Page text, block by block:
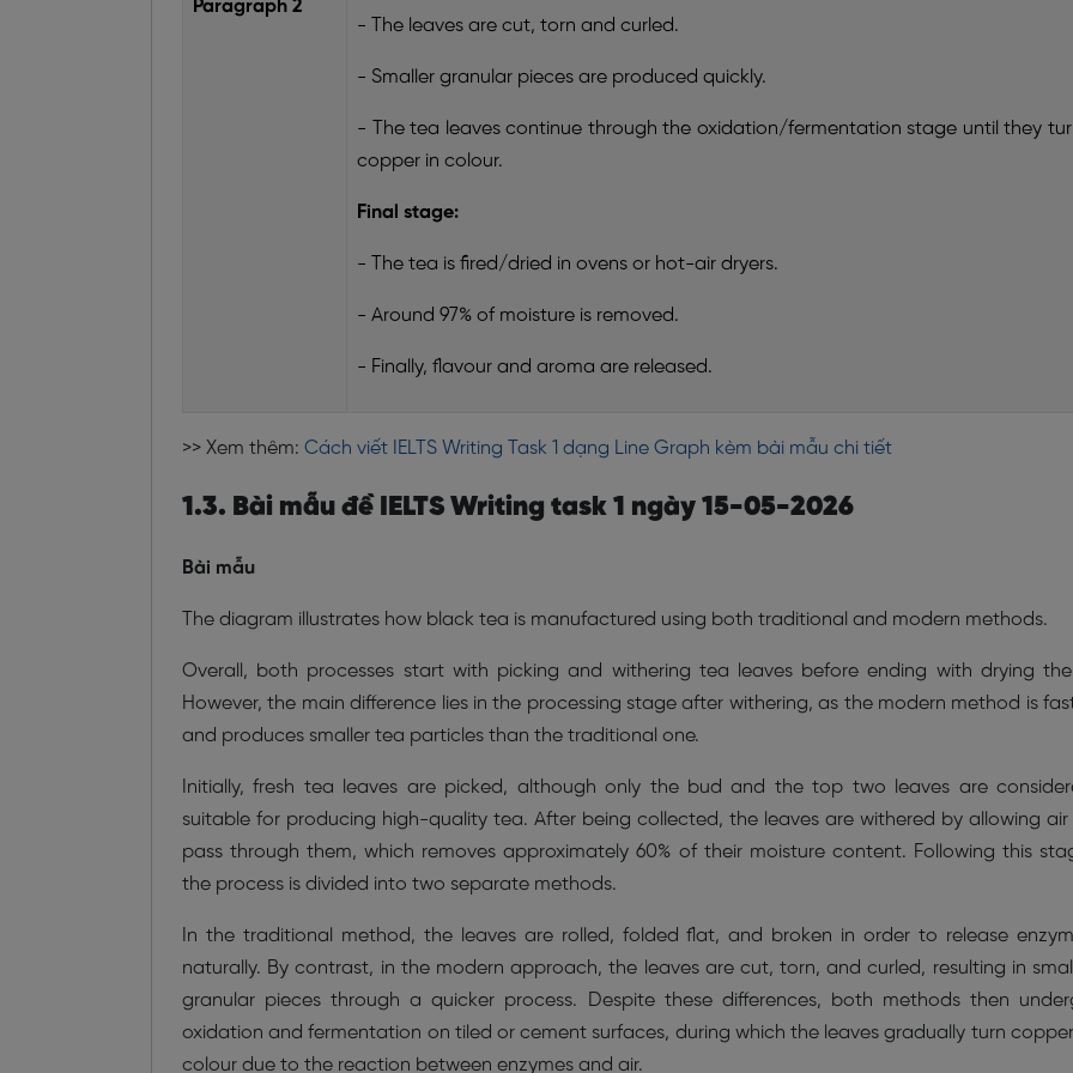
Paragraph 2
- The leaves are cut, torn and curled.
- Smaller granular pieces are produced quickly.
- The tea leaves continue through the oxidation/fermentation stage until they
copper in colour.
Final stage:
- The tea is fired/dried in ovens or hot-air dryers.
- Around 97% of moisture is removed.
- Finally, flavour and aroma are released.
>> Xem thêm: Cách viết IELTS Writing Task 1 dạng Line Graph kèm bài mẫu chi tiết
1.3. Bài mẫu đề IELTS Writing task 1 ngày 15-05-2026
Bài mẫu
The diagram illustrates how black tea is manufactured using both traditional and modern methods.
Overall, both processes start with picking and withering tea leaves before ending with drying
However, the main difference lies in the processing stage after withering, as the modern method is
and produces smaller tea particles than the traditional one.
Initially, fresh tea leaves are picked, although only the bud and the top two leaves are
suitable for producing high-quality tea. After being collected, the leaves are withered by allowing
pass through them, which removes approximately 60% of their moisture content. Following this
the process is divided into two separate methods.
In the traditional method, the leaves are rolled, folded flat, and broken in order to release
naturally. By contrast, in the modern approach, the leaves are cut, torn, and curled, resulting in
granular pieces through a quicker process. Despite these differences, both methods then
oxidation and fermentation on tiled or cement surfaces, during which the leaves gradually turn
colour due to the reaction between enzymes and air.